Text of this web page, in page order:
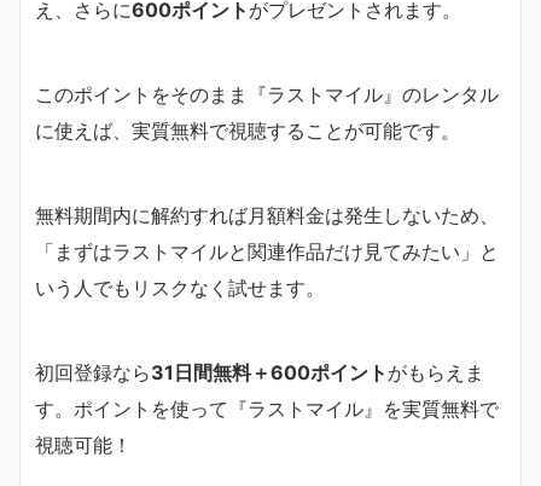
え、さらに600ポイント がプレゼントされます。
このポイントをそのまま『ラストマイル』のレンタル
に使えば、実質無料で視聴することが可能です。
無料期間内に解約すれば月額料金は発生しないため、
「まずはラストマイルと関連作品だけ見てみたい」と
いう人でもリスクなく試せます。
初回登録なら31日間無料＋600ポイント がもらえま
す。ポイントを使って『ラストマイル』を実質無料で
視聴可能！